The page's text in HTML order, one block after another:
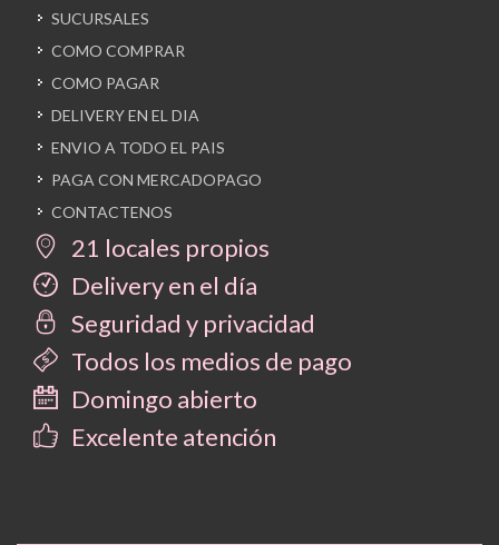
SUCURSALES
COMO COMPRAR
COMO PAGAR
DELIVERY EN EL DIA
ENVIO A TODO EL PAIS
PAGA CON MERCADOPAGO
CONTACTENOS
21 locales propios
Delivery en el día
Seguridad y privacidad
Todos los medios de pago
Domingo abierto
Excelente atención